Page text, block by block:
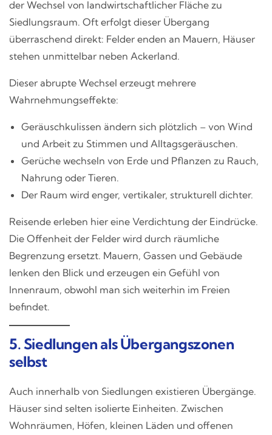
der Wechsel von landwirtschaftlicher Fläche zu
Siedlungsraum. Oft erfolgt dieser Übergang
überraschend direkt: Felder enden an Mauern, Häuser
stehen unmittelbar neben Ackerland.
Dieser abrupte Wechsel erzeugt mehrere
Wahrnehmungseffekte:
Geräuschkulissen ändern sich plötzlich – von Wind
und Arbeit zu Stimmen und Alltagsgeräuschen.
Gerüche wechseln von Erde und Pflanzen zu Rauch,
Nahrung oder Tieren.
Der Raum wird enger, vertikaler, strukturell dichter.
Reisende erleben hier eine Verdichtung der Eindrücke.
Die Offenheit der Felder wird durch räumliche
Begrenzung ersetzt. Mauern, Gassen und Gebäude
lenken den Blick und erzeugen ein Gefühl von
Innenraum, obwohl man sich weiterhin im Freien
befindet.
5. Siedlungen als Übergangszonen
selbst
Auch innerhalb von Siedlungen existieren Übergänge.
Häuser sind selten isolierte Einheiten. Zwischen
Wohnräumen, Höfen, kleinen Läden und offenen